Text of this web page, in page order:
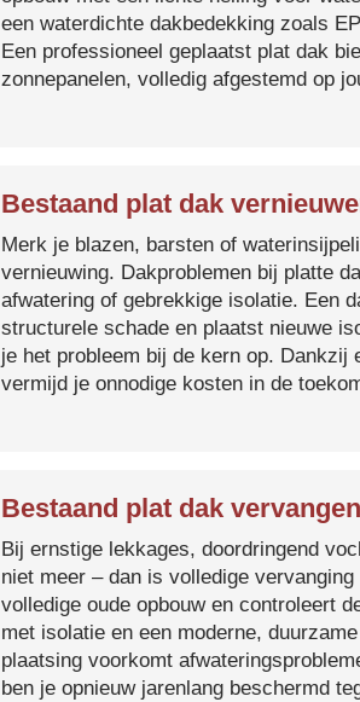
een waterdichte dakbedekking zoals
Een professioneel geplaatst plat dak
zonnepanelen, volledig afgestemd op
Bestaand plat dak
Merk je blazen, barsten of
vernieuwing. Dakproblemen bij platte
afwatering of gebrekkige isolatie. Een
structurele schade en plaatst nieuwe
je het probleem bij de kern op.
vermijd je onnodige kosten in de
Bestaand plat dak
Bij ernstige lekkages, doordringend
niet meer – dan is volledige
volledige oude opbouw en controleert
met isolatie en een moderne,
plaatsing voorkomt
ben je opnieuw jarenlang beschermd